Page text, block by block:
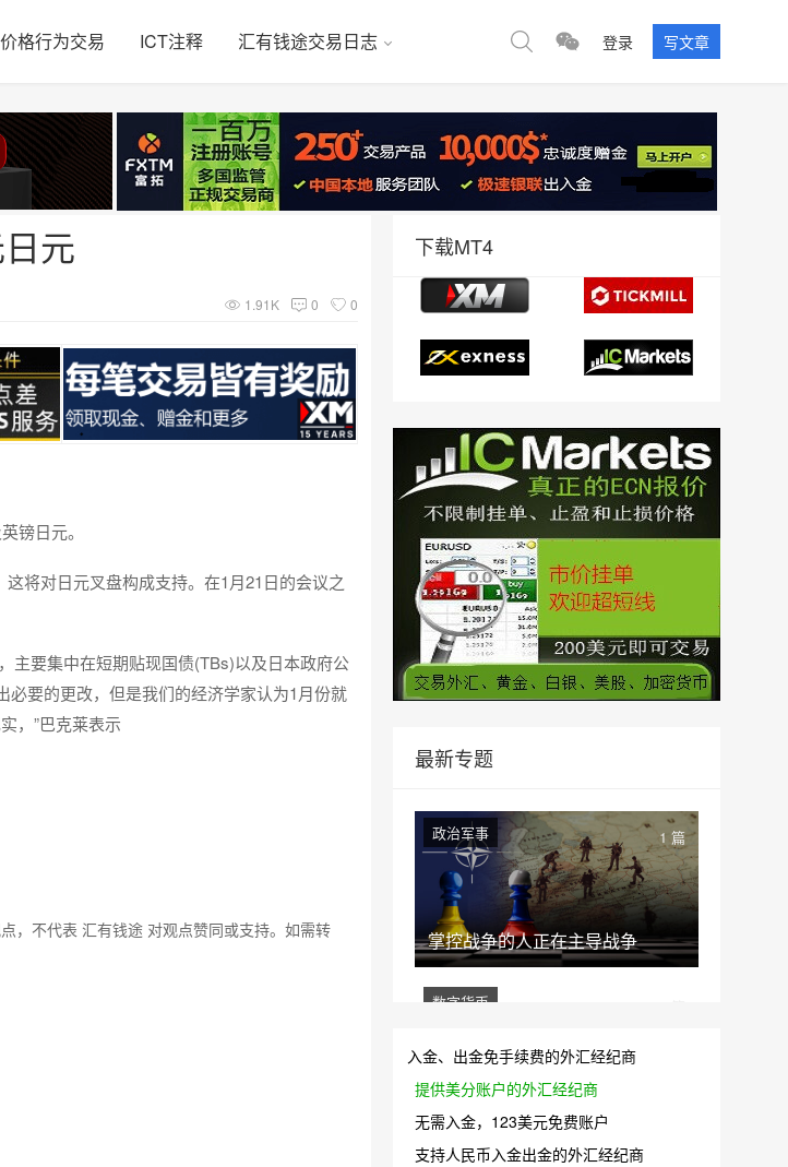
价格行为交易 ICT注释 汇有钱途交易日志 登录 写文章
元
1.91K 0 0
镑日元。
将对日元叉盘构成支持。在1月21日的会议之
主要集中在短期贴现国债(TBs)以及日本政府公
要的更改，但是我们的经济学家认为1月份就
，”巴克莱表示
，不代表 汇有钱途 对观点赞同或支持。如需转
下载MT4
最新专题
掌控战争的人正在主导战争
政治军事 1 篇
迈克尔·塞勒还是迈克尔·卖了
数字货币